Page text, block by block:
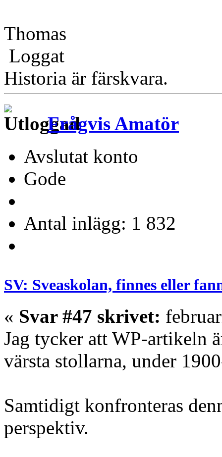
Thomas
Loggat
Historia är färskvara.
Frågvis Amatör
Avslutat konto
Gode
Antal inlägg: 1 832
SV: Sveaskolan, finnes eller
« Svar #47 skrivet:
Jag tycker att WP-artikeln
värsta stollarna, under
Samtidigt konfronteras
perspektiv.